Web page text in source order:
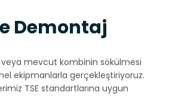
Demontaj
mevcut kombinin sökülmesi
ekipmanlarla gerçekleştiriyoruz.
TSE standartlarına uygun